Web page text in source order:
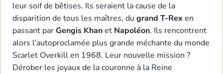
leur soif de bêtises. Ils seraient la cause de la
disparition de tous les maîtres, du grand T-Rexen
passant parGengis Khanet Napoléon. Ils rencontrent
alors l’autoproclamée plus grande méchante du monde
Scarlet Overkill en 1968. Leur nouvelle mission ?
Dérober les joyaux de la couronne à la Reine